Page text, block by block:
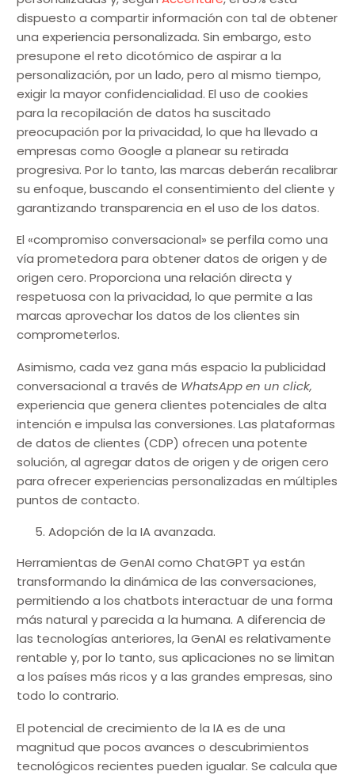
dispuesto a compartir información con tal de obtener
una experiencia personalizada. Sin embargo, esto
presupone el reto dicotómico de aspirar a la
personalización, por un lado, pero al mismo tiempo,
exigir la mayor confidencialidad. El uso de cookies
para la recopilación de datos ha suscitado
preocupación por la privacidad, lo que ha llevado a
empresas como Google a planear su retirada
progresiva. Por lo tanto, las marcas deberán recalibrar
su enfoque, buscando el consentimiento del cliente y
garantizando transparencia en el uso de los datos.
El «compromiso conversacional» se perfila como una
vía prometedora para obtener datos de origen y de
origen cero. Proporciona una relación directa y
respetuosa con la privacidad, lo que permite a las
marcas aprovechar los datos de los clientes sin
comprometerlos.
Asimismo, cada vez gana más espacio la publicidad
conversacional a través de WhatsApp en un click,
experiencia que genera clientes potenciales de alta
intención e impulsa las conversiones. Las plataformas
de datos de clientes (CDP) ofrecen una potente
solución, al agregar datos de origen y de origen cero
para ofrecer experiencias personalizadas en múltiples
puntos de contacto.
Adopción de la IA avanzada.
Herramientas de GenAI como ChatGPT ya están
transformando la dinámica de las conversaciones,
permitiendo a los chatbots interactuar de una forma
más natural y parecida a la humana. A diferencia de
las tecnologías anteriores, la GenAI es relativamente
rentable y, por lo tanto, sus aplicaciones no se limitan
a los países más ricos y a las grandes empresas, sino
todo lo contrario.
El potencial de crecimiento de la IA es de una
magnitud que pocos avances o descubrimientos
tecnológicos recientes pueden igualar. Se calcula que